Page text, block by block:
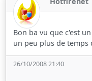
Bon ba vu que c'est
un peu plus de temps
26/10/2008 21:40